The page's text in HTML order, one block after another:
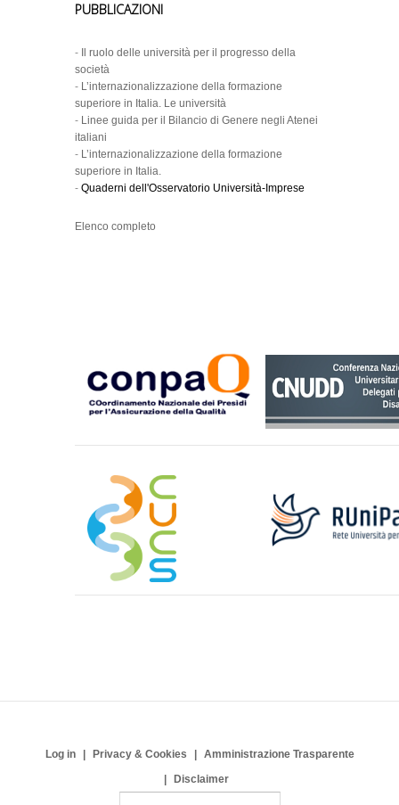
PUBBLICAZIONI
-
Il ruolo delle università per il progresso della
società
- L’internazionalizzazione della formazione
superiore in Italia. Le università
- Linee guida per il Bilancio di Genere negli Atenei
italiani
- L’internazionalizzazione della formazione
superiore in Italia.
- Quaderni dell'Osservatorio Università-Imprese
Elenco completo
Log in Privacy & Cookies
Amministrazione Trasparente
Disclaimer